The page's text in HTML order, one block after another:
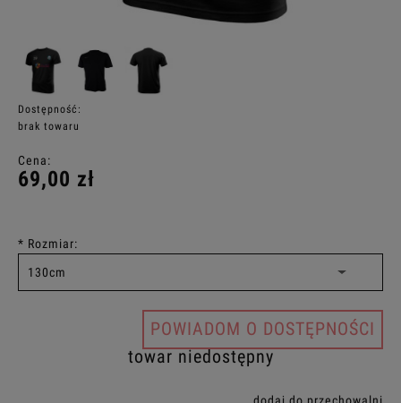
Dostępność:
brak towaru
Cena:
69,00 zł
* Rozmiar:
POWIADOM O DOSTĘPNOŚCI
towar niedostępny